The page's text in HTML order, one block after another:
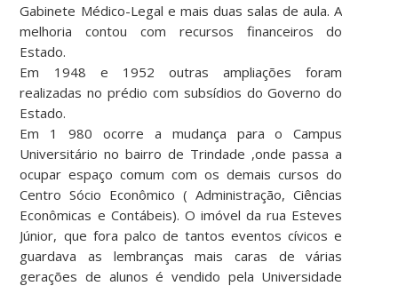
Gabinete Médico-Legal e mais duas salas de aula. A
melhoria contou com recursos financeiros do
Estado.
Em 1948 e 1952 outras ampliações foram
realizadas no prédio com subsídios do Governo do
Estado.
Em 1 980 ocorre a mudança para o Campus
Universitário no bairro de Trindade ,onde passa a
ocupar espaço comum com os demais cursos do
Centro Sócio Econômico ( Administração, Ciências
Econômicas e Contábeis). O imóvel da rua Esteves
Júnior, que fora palco de tantos eventos cívicos e
guardava as lembranças mais caras de várias
gerações de alunos é vendido pela Universidade